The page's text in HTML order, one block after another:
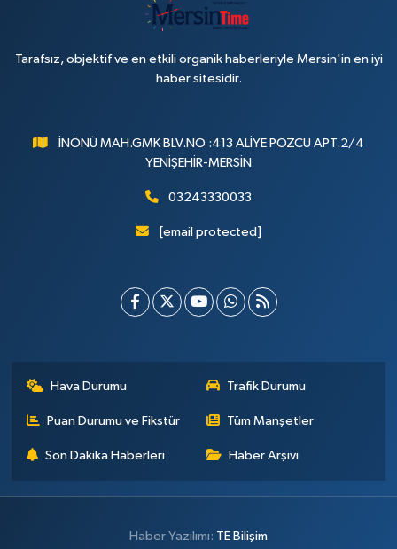
Tarafsız, objektif ve en etkili organik haberleriyle Mersin'in en iyi
haber sitesidir.
İNÖNÜ MAH.GMK BLV.NO :413 ALİYE POZCU APT.2/4
YENİŞEHİR-MERSİN
03243330033
[email protected]
Hava Durumu Trafik Durumu
Puan Durumu ve Fikstür Tüm Manşetler
Son Dakika Haberleri Haber Arşivi
Haber Yazılımı: TE Bilişim